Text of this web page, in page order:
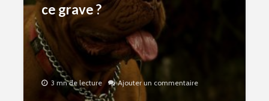
ce grave ?
3 mn de lecture Ajouter un commentaire